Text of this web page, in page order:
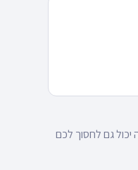
גם לחסוך לכם